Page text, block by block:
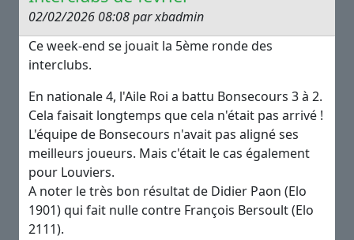
02/02/2026 08:08 par xbadmin
Ce week-end se jouait la 5ème ronde des
interclubs.
En nationale 4, l'Aile Roi a battu Bonsecours 3 à 2.
Cela faisait longtemps que cela n'était pas arrivé !
L'équipe de Bonsecours n'avait pas aligné ses
meilleurs joueurs. Mais c'était le cas également
pour Louviers.
A noter le très bon résultat de Didier Paon (Elo
1901) qui fait nulle contre François Bersoult (Elo
2111).